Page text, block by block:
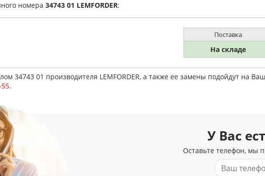
номера 34743 01 LEMFORDER:
Поставка
На складе
34743 01 производителя LEMFORDER, а также ее замены подойдут на
.
У Вас
Оставьте телефон, мы